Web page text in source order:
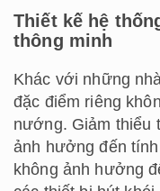
Thiết kế hệ
thông minh
Khác với những
đặc điểm riêng
nướng. Giảm thiểu
ảnh hưởng đến
không ảnh hưởng